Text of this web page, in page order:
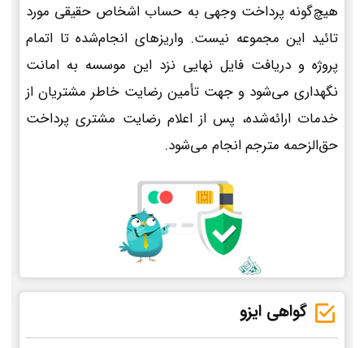
هیچ‌گونه پرداخت وجهی به حساب اشخاص حقیقی مورد
تائید این مجموعه نیست. واریزهای انجام‌شده تا اتمام
پروژه و دریافت فایل نهایی نزد این موسسه به امانت
نگهداری می‌شود و جهت تأمین رضایت خاطر مشتریان از
خدمات ارائه‌شده، پس از اعلام رضایت مشتری پرداخت
حق‌الزحمه مترجم انجام می‌شود.
گواهی ایزو